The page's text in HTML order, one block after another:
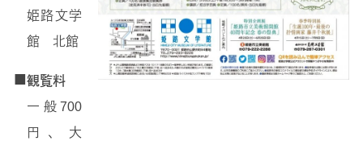
姫路文学
館 北館
■観覧料
一般700
円、大